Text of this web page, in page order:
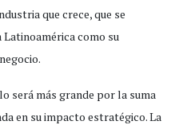
que crece, que se
como su
será más grande por la suma
en su impacto estratégico. La